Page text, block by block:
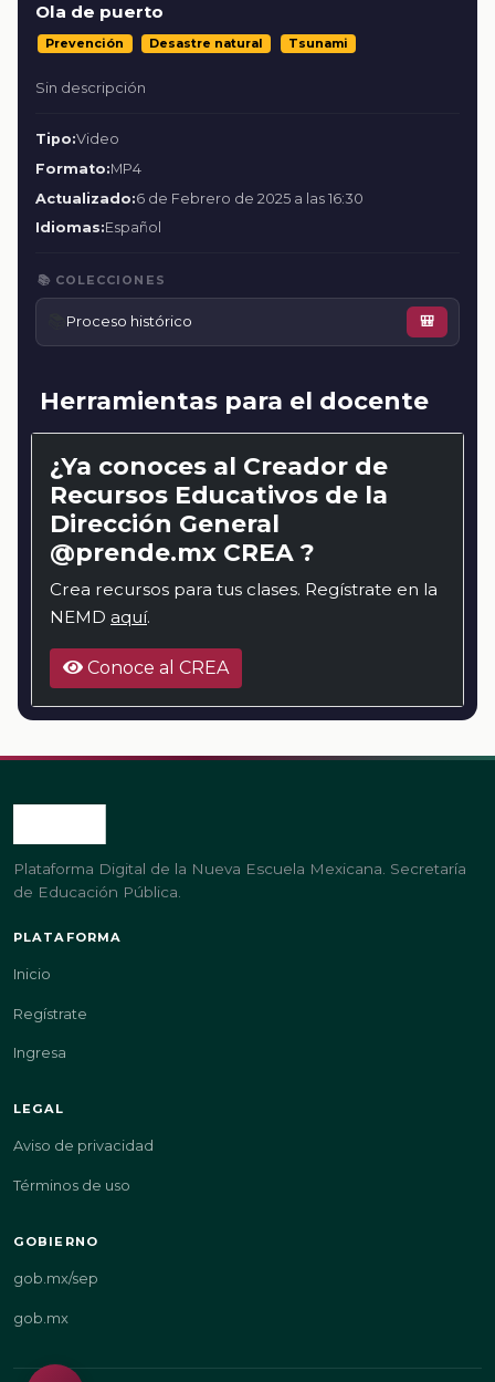
Ola de puerto
Prevención Desastre natural Tsunami
Sin descripción
Tipo:Video
Formato:MP4
Actualizado:6 de Febrero de 2025 a las 16:30
Idiomas:Español
📚 COLECCIONES
Proceso histórico 🎒
Herramientas para el docente
¿Ya conoces al Creador de
Recursos Educativos de la
Dirección General
@prende.mx CREA ?
Crea recursos para tus clases. Regístrate en la
NEMD aquí.
Conoce al CREA
Plataforma Digital de la Nueva Escuela Mexicana. Secretaría
de Educación Pública.
PLATAFORMA
Inicio
Regístrate
Ingresa
LEGAL
Aviso de privacidad
Términos de uso
GOBIERNO
gob.mx/sep
gob.mx